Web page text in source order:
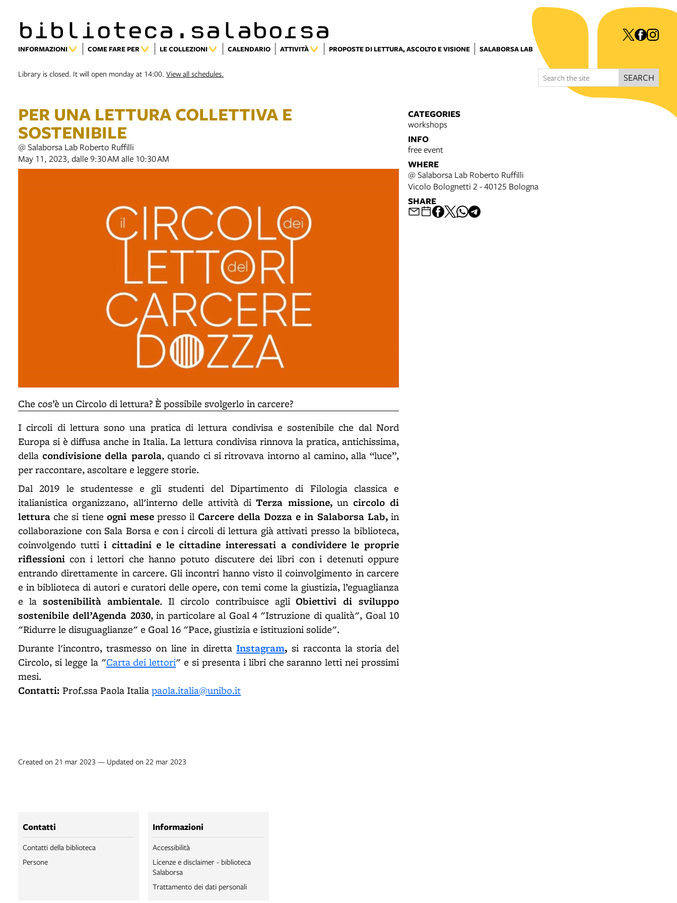
biblioteca.salaborsa
INFORMAZIONI COME FARE PER LE COLLEZIONI CALENDARIO ATTIVITÀ PROPOSTE DI LETTURA, ASCOLTO E VISIONE SALABORSA LAB
Library is closed. It will open monday at 14:00. View all schedules. SEARCH
PER UNA LETTURA COLLETTIVA E
SOSTENIBILE
@ Salaborsa Lab Roberto Ruffilli
May 11, 2023, dalle 9:30 AM alle 10:30 AM
Che cos’è un Circolo di lettura? È possibile svolgerlo in carcere?
I circoli di lettura sono una pratica di lettura condivisa e sostenibile che dal Nord
Europa si è diffusa anche in Italia. La lettura condivisa rinnova la pratica, antichissima,
della condivisione della parola, quando ci si ritrovava intorno al camino, alla “luce”,
per raccontare, ascoltare e leggere storie.
Dal 2019 le studentesse e gli studenti del Dipartimento di Filologia classica e
italianistica organizzano, all'interno delle attività diTerza missione,un circolo di
lettura che si tiene ogni mese presso il Carcere della Dozza e in Salaborsa Lab,in
collaborazione con Sala Borsa e con i circoli di lettura già attivati presso la biblioteca,
coinvolgendo tuttii cittadini e le cittadine interessati a condividere le proprie
riflessioni con i lettori che hanno potuto discutere dei libri con i detenuti oppure
entrando direttamente in carcere. Gli incontri hanno visto il coinvolgimento in carcere
e in biblioteca di autori e curatori delle opere, con temi come la giustizia, l’eguaglianza
e la sostenibilità ambientale. Il circolo contribuisce agli Obiettivi di sviluppo
sostenibile dell’Agenda 2030, in particolare al Goal 4 "Istruzione di qualità", Goal 10
"Ridurre le disuguaglianze" e Goal 16 "Pace, giustizia e istituzioni solide".
Durante l'incontro, trasmesso on line in direttaInstagram,si racconta la storia del
Circolo, si legge la "Carta dei lettori" e si presenta i libri che saranno letti nei prossimi
mesi.
Contatti: Prof.ssa Paola Italiapaola.italia@unibo.it
CATEGORIES
workshops
INFO
free event
WHERE
@ Salaborsa Lab Roberto Ruffilli
Vicolo Bolognetti 2 - 40125 Bologna
SHARE
Created on 21 mar 2023 — Updated on 22 mar 2023
Contatti
Contatti della biblioteca
Persone
Informazioni
Accessibilità
Licenze e disclaimer - biblioteca
Salaborsa
Trattamento dei dati personali